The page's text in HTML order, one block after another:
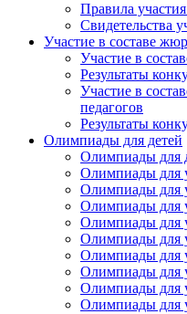
Правила
Свидетельства
Участие в составе
Участие в
Результаты
Участие в
педагогов
Результаты
Олимпиады для детей
Олимпиады для
Олимпиады для
Олимпиады для
Олимпиады для
Олимпиады для
Олимпиады для
Олимпиады для
Олимпиады для
Олимпиады для
Олимпиады для